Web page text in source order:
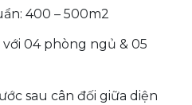
400 – 500m2
04 phòng ngủ & 05
sau cân đối giữa diện